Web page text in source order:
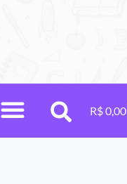
R$0,00